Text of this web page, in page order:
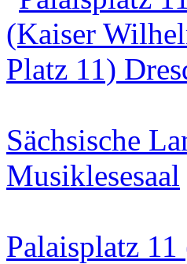
Sächsische
Musiklesesaal
Palaisplatz